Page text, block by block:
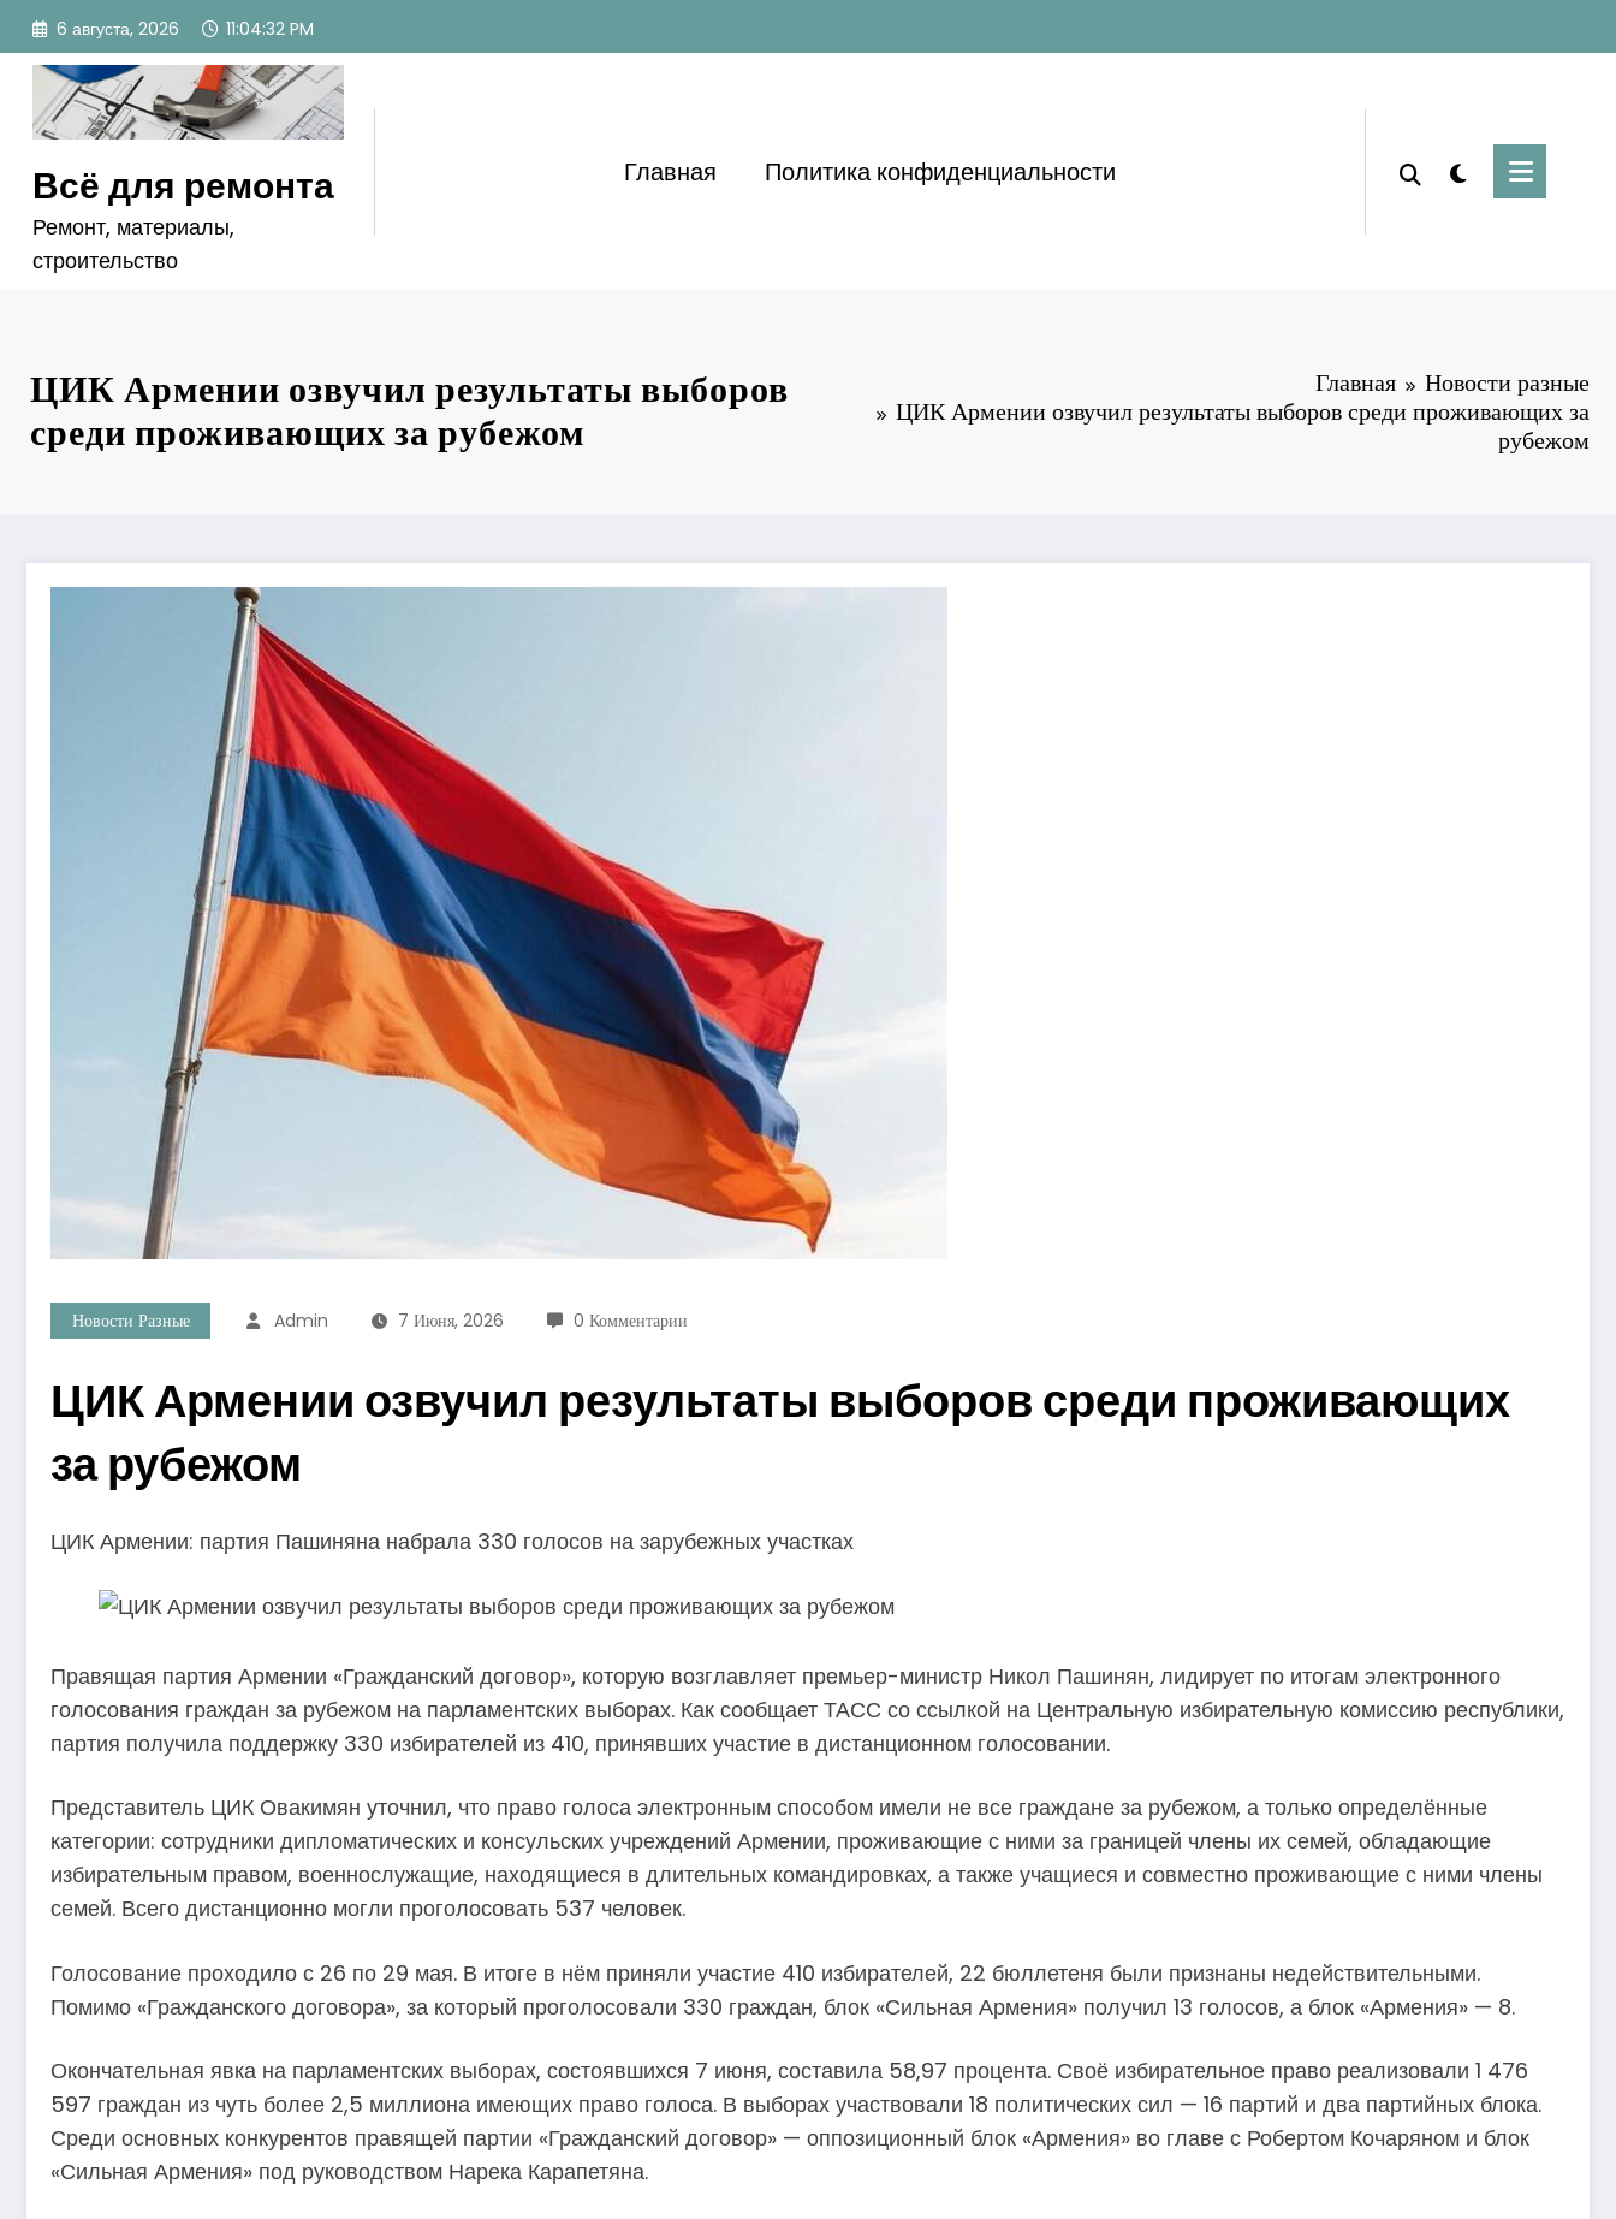
Перейти
содержимому
6 августа, 2026 11:04:34 PM
Всё для ремонта
Ремонт, материалы,
строительство
Главная Политика конфиденциальности
ЦИК Армении озвучил результаты выборов
среди проживающих за рубежом
Главная
Новости разные
ЦИК Армении озвучил результаты выборов среди проживающих за
рубежом
Новости Разные Admin 7 Июня, 2026 0 Комментарии
ЦИК Армении озвучил результаты выборов среди проживающих
за рубежом
ЦИК Армении: партия Пашиняна набрала 330 голосов на зарубежных участках
Правящая партия Армении «Гражданский договор», которую возглавляет премьер-министр Никол Пашинян, лидирует по итогам электронного
голосования граждан за рубежом на парламентских выборах. Как сообщает ТАСС со ссылкой на Центральную избирательную комиссию республики,
партия получила поддержку 330 избирателей из 410, принявших участие в дистанционном голосовании.
Представитель ЦИК Овакимян уточнил, что право голоса электронным способом имели не все граждане за рубежом, а только определённые
категории: сотрудники дипломатических и консульских учреждений Армении, проживающие с ними за границей члены их семей, обладающие
избирательным правом, военнослужащие, находящиеся в длительных командировках, а также учащиеся и совместно проживающие с ними члены
семей. Всего дистанционно могли проголосовать 537 человек.
Голосование проходило с 26 по 29 мая. В итоге в нём приняли участие 410 избирателей, 22 бюллетеня были признаны недействительными.
Помимо «Гражданского договора», за который проголосовали 330 граждан, блок «Сильная Армения» получил 13 голосов, а блок «Армения» — 8.
Окончательная явка на парламентских выборах, состоявшихся 7 июня, составила 58,97 процента. Своё избирательное право реализовали 1 476
597 граждан из чуть более 2,5 миллиона имеющих право голоса. В выборах участвовали 18 политических сил — 16 партий и два партийных блока.
Среди основных конкурентов правящей партии «Гражданский договор» — оппозиционный блок «Армения» во главе с Робертом Кочаряном и блок
«Сильная Армения» под руководством Нарека Карапетяна.